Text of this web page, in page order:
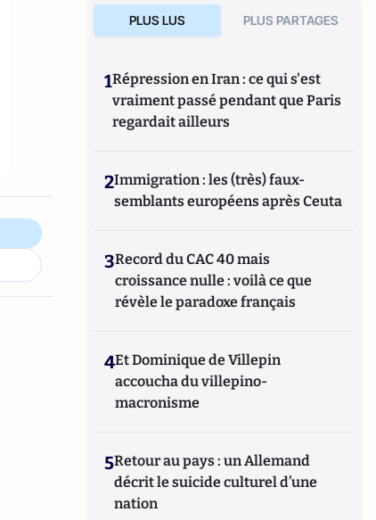
PLUS LUS PLUS PARTAGES
1Répression en Iran : ce qui s'est
vraiment passé pendant que Paris
regardait ailleurs
2Immigration : les (très) faux-
semblants européens après Ceuta
3Record du CAC 40 mais
croissance nulle : voilà ce que
révèle le paradoxe français
4Et Dominique de Villepin
accoucha du villepino-
macronisme
5Retour au pays : un Allemand
décrit le suicide culturel d’une
nation